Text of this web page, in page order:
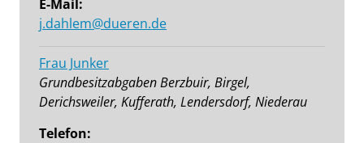
E-Mail:
j.dahlem@dueren.de
Frau Junker
Grundbesitzabgaben Berzbuir, Birgel,
Derichsweiler, Kufferath, Lendersdorf, Niederau
Telefon: